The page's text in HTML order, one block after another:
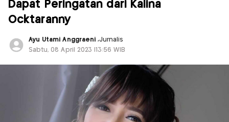
Dapat Peringatan dari Kalina
Ocktaranny
Ayu Utami Anggraeni ,Jurnalis
Sabtu, 08 April 2023 |13:56 WIB